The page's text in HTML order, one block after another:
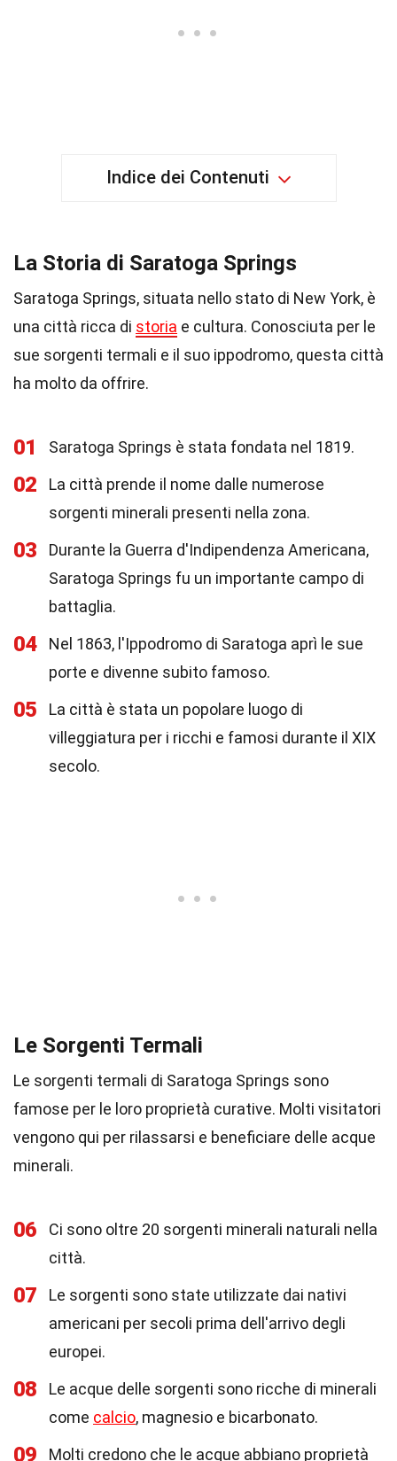
Indice dei Contenuti
La Storia di Saratoga Springs
Saratoga Springs, situata nello stato di New York, è
una città ricca di storia e cultura. Conosciuta per le
sue sorgenti termali e il suo ippodromo, questa città
ha molto da offrire.
01 Saratoga Springs è stata fondata nel 1819.
02
La città prende il nome dalle numerose
sorgenti minerali presenti nella zona.
03
Durante la Guerra d'Indipendenza Americana,
Saratoga Springs fu un importante campo di
battaglia.
04
Nel 1863, l'Ippodromo di Saratoga aprì le sue
porte e divenne subito famoso.
05
La città è stata un popolare luogo di
villeggiatura per i ricchi e famosi durante il XIX
secolo.
Le Sorgenti Termali
Le sorgenti termali di Saratoga Springs sono
famose per le loro proprietà curative. Molti visitatori
vengono qui per rilassarsi e beneficiare delle acque
minerali.
06
Ci sono oltre 20 sorgenti minerali naturali nella
città.
07
Le sorgenti sono state utilizzate dai nativi
americani per secoli prima dell'arrivo degli
europei.
08
Le acque delle sorgenti sono ricche di minerali
come calcio, magnesio e bicarbonato.
09 Molti credono che le acque abbiano proprietà